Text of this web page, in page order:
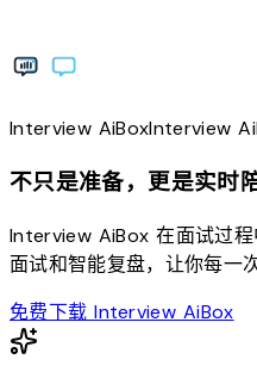
Interview AiBoxInterview
不只是准备，更是实时
Interview AiBox 在面试过
面试和智能复盘，让你每一
免费下载 Interview AiBox